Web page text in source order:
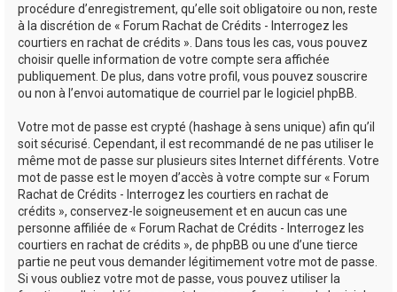
procédure d’enregistrement, qu’elle soit obligatoire ou non, reste
à la discrétion de « Forum Rachat de Crédits - Interrogez les
courtiers en rachat de crédits ». Dans tous les cas, vous pouvez
choisir quelle information de votre compte sera affichée
publiquement. De plus, dans votre profil, vous pouvez souscrire
ou non à l’envoi automatique de courriel par le logiciel phpBB.
Votre mot de passe est crypté (hashage à sens unique) afin qu’il
soit sécurisé. Cependant, il est recommandé de ne pas utiliser le
même mot de passe sur plusieurs sites Internet différents. Votre
mot de passe est le moyen d’accès à votre compte sur « Forum
Rachat de Crédits - Interrogez les courtiers en rachat de
crédits », conservez-le soigneusement et en aucun cas une
personne affiliée de « Forum Rachat de Crédits - Interrogez les
courtiers en rachat de crédits », de phpBB ou une d’une tierce
partie ne peut vous demander légitimement votre mot de passe.
Si vous oubliez votre mot de passe, vous pouvez utiliser la